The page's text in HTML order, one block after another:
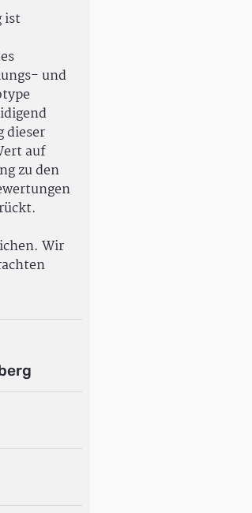
ist
und
dieser
auf
zu den
Wir